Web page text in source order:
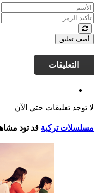
أضف تعليق
التعليقات
لا توجد تعليقات حتي الآن
مسلسلات تركية قد تود